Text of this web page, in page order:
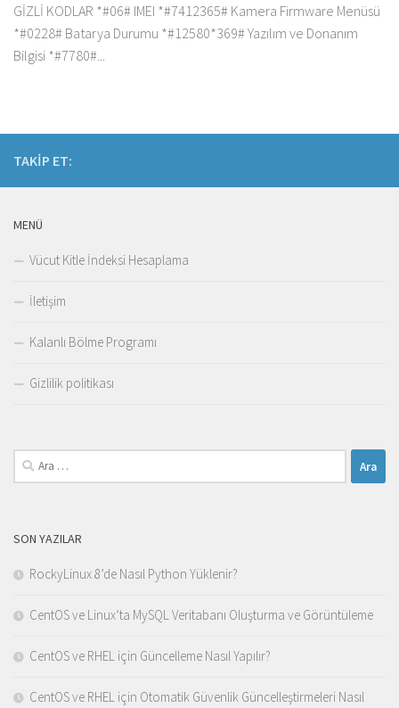
GİZLİ KODLAR *#06# IMEI *#7412365# Kamera Firmware Menüsü
*#0228# Batarya Durumu *#12580*369# Yazılım ve Donanım
Bilgisi *#7780#...
TAKIP ET:
MENÜ
Vücut Kitle İndeksi Hesaplama
İletişim
Kalanlı Bölme Programı
Gizlilik politikası
Arama:
SON YAZILAR
RockyLinux 8’de Nasıl Python Yüklenir?
CentOS ve Linux’ta MySQL Veritabanı Oluşturma ve Görüntüleme
CentOS ve RHEL için Güncelleme Nasıl Yapılır?
CentOS ve RHEL için Otomatik Güvenlik Güncelleştirmeleri Nasıl